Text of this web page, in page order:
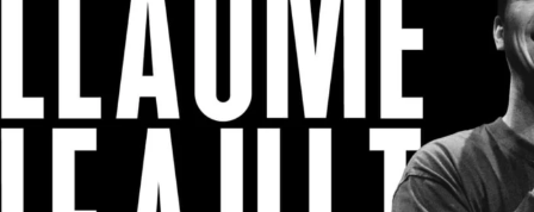
Vieux-Québec
Incontournables
7 expériences gourmandes
Où dormir?
Forfaits et rabais